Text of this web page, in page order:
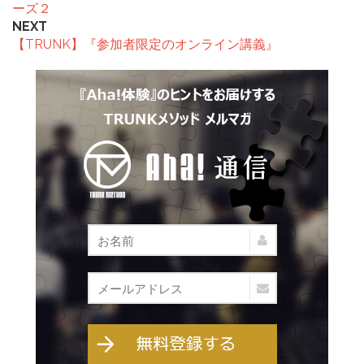
ーズ２
NEXT
【TRUNK】『参加者限定のオンライン講義』